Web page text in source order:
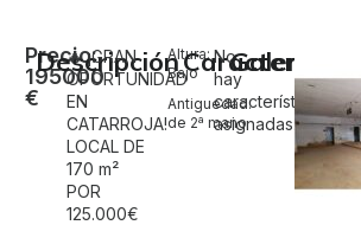
Precio:
195000
€
Descripción
🔥 ¡GRAN
OPORTUNIDAD
EN
CATARROJA!
LOCAL DE
170 m²
POR
125.000€
Altura:
Bajo
Antiguedad:
de 2ª mano
Características
No
hay
características
asignadas.
Galería